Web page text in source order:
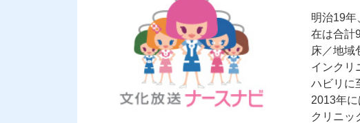
明治19年
在は合計
床／地域
インクリ
ハビリに
2013年
クリニッ